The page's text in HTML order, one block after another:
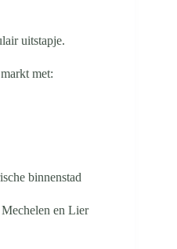
uitstapje.
met:
binnenstad
en Lier